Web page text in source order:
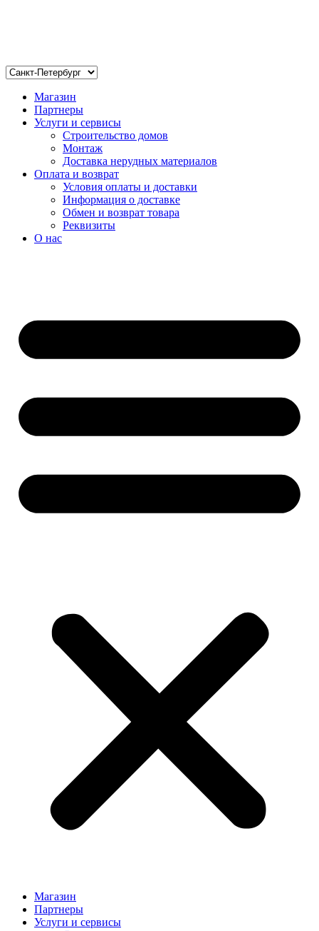
Магазин
Партнеры
Услуги и сервисы
Строительство домов
Монтаж
Доставка нерудных материалов
Оплата и возврат
Условия оплаты и доставки
Информация о доставке
Обмен и возврат товара
Реквизиты
О нас
Магазин
Партнеры
Услуги и сервисы